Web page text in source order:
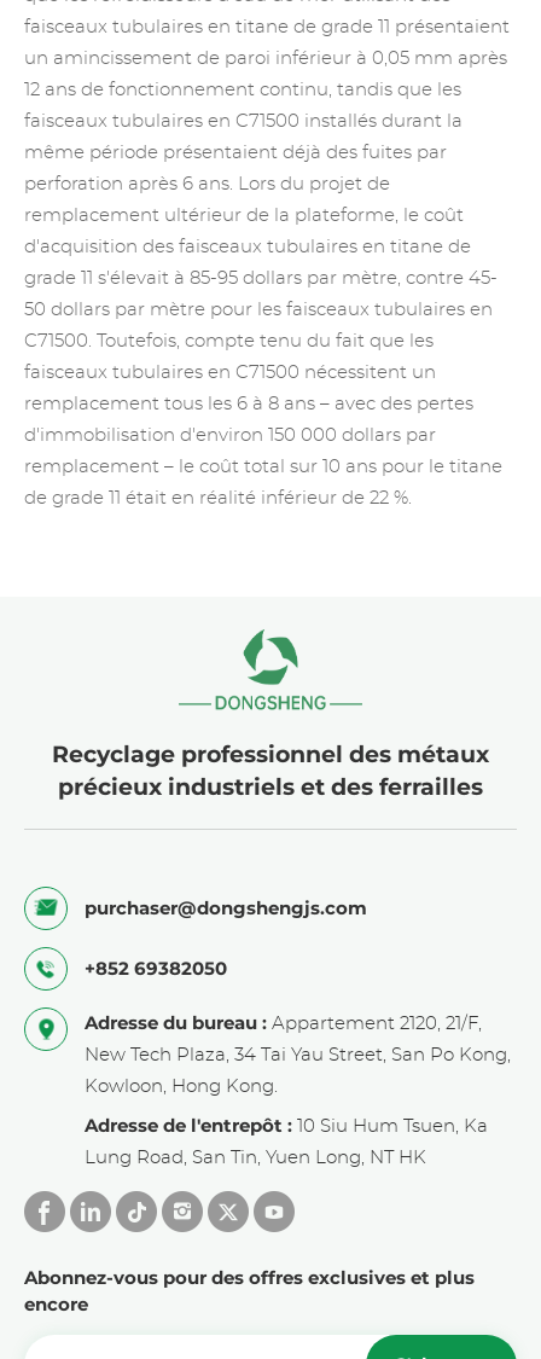
faisceaux tubulaires en titane de grade 11 présentaient
un amincissement de paroi inférieur à 0,05 mm après
12 ans de fonctionnement continu, tandis que les
faisceaux tubulaires en C71500 installés durant la
même période présentaient déjà des fuites par
perforation après 6 ans. Lors du projet de
remplacement ultérieur de la plateforme, le coût
d'acquisition des faisceaux tubulaires en titane de
grade 11 s'élevait à 85-95 dollars par mètre, contre 45-
50 dollars par mètre pour les faisceaux tubulaires en
C71500. Toutefois, compte tenu du fait que les
faisceaux tubulaires en C71500 nécessitent un
remplacement tous les 6 à 8 ans – avec des pertes
d'immobilisation d'environ 150 000 dollars par
remplacement – le coût total sur 10 ans pour le titane
de grade 11 était en réalité inférieur de 22 %.
Recyclage professionnel des métaux
précieux industriels et des ferrailles
purchaser@dongshengjs.com
+852 69382050
Adresse du bureau : Appartement 2120, 21/F,
New Tech Plaza, 34 Tai Yau Street, San Po Kong,
Kowloon, Hong Kong.
Adresse de l'entrepôt : 10 Siu Hum Tsuen, Ka
Lung Road, San Tin, Yuen Long, NT HK
Abonnez-vous pour des offres exclusives et plus
encore